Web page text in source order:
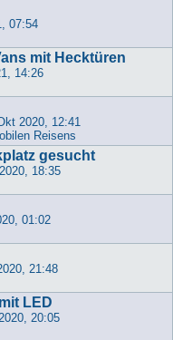
07:54
mit Hecktüren
14:26
2020, 12:41
Reisens
gesucht
18:35
01:02
21:48
LED
20:05